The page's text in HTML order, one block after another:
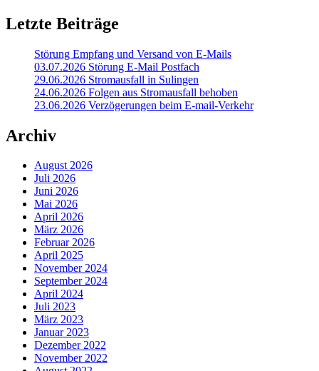
Letzte Beiträge
Störung Empfang und Versand von E-Mails
03.07.2026 Störung E-Mail Postfach
29.06.2026 Stromausfall in Sulingen
24.06.2026 Folgen aus Stromausfall behoben
23.06.2026 Verzögerungen beim E-mail-Verkehr
Archiv
August 2026
Juli 2026
Juni 2026
Mai 2026
April 2026
März 2026
Februar 2026
April 2025
November 2024
September 2024
April 2024
Juli 2023
März 2023
Januar 2023
Dezember 2022
November 2022